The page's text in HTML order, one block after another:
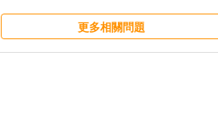
更多相關問題